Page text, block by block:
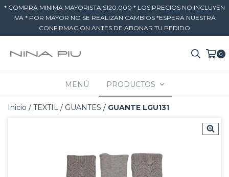
* COMPRA MINIMA MAYORISTA $120.000 * LOS PRECIOS NO INCLUYEN
IVA * POR MAYOR NO SE REALIZAN CAMBIOS *ESPERA NUESTRA
CONFIRMACION ANTES DE ABONAR TU PEDIDO
0
MENÚ PRODUCTOS
Inicio / TEXTIL / GUANTES / GUANTE LGU131